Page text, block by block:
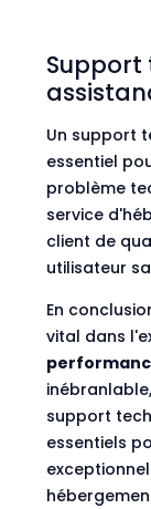
Support
Un support
essentiel
problème
service
client de
utilisateur
En
vital dans
support
essentiels